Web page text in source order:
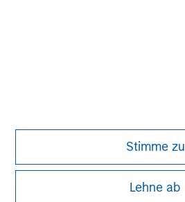
Stimme zu
Lehne ab